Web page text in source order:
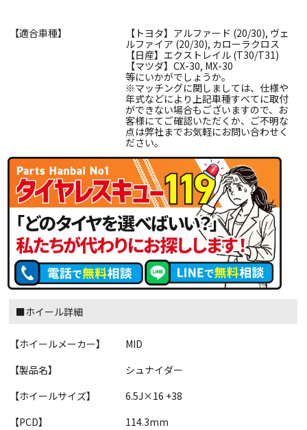
【適合車種】
【トヨタ】アルファード (20/30), ヴェ
ルファイア (20/30), カローラクロス
【日産】エクストレイル (T30/T31)
【マツダ】CX-30, MX-30
等にいかがでしょうか。
※マッチングに関しましては、仕様や
年式などにより上記車種すべてに取付
ができない場合もございますので、お
客様にてご確認いただくか、ご不明な
点は弊社までお気軽にお問い合わせく
ださい。
■ホイール詳細
【ホイールメーカー】
MID
【製品名】
シュナイダー
【ホイールサイズ】
6.5J×16 +38
【PCD】
114.3mm